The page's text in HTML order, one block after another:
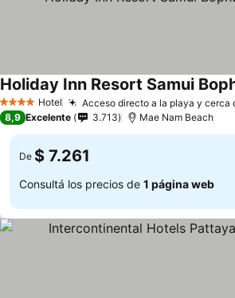
4 EstrellasHotel Acceso directo a la playa y cerca
8,9 Excelente 3.713 Mae Nam Beach
De $ 7.261
Consultá los precios de 1 página web